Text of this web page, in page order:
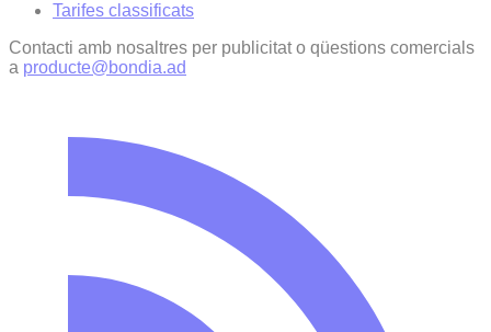
Tarifes classificats
Contacti amb nosaltres per publicitat o qüestions comercials
a producte@bondia.ad